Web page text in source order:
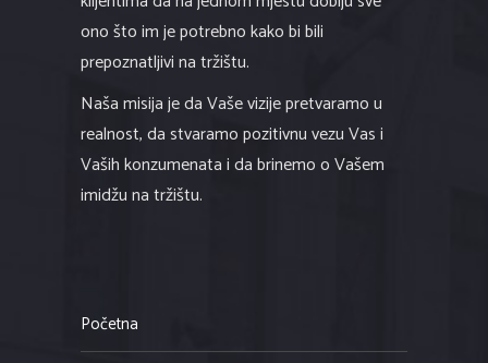
ono što im je potrebno kako bi bili
prepoznatljivi na tržištu.
Naša misija je da Vaše vizije pretvaramo u
realnost, da stvaramo pozitivnu vezu Vas i
Vaših konzumenata i da brinemo o Vašem
imidžu na tržištu.
Početna